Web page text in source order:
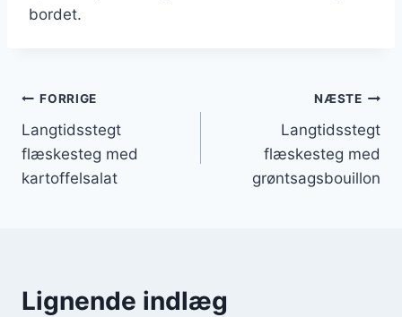
bordet.
Indlægsnavigation
FORRIGE
Langtidsstegt
flæskesteg med
kartoffelsalat
NÆSTE
Langtidsstegt
flæskesteg med
grøntsagsbouillon
Lignende indlæg